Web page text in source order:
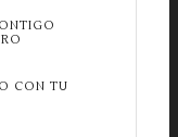
CON TU